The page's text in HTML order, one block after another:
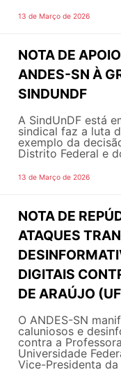
13 de Março de 2026
NOTA DE
ANDES-SN À
SINDUNDF
A SindUnDF está
sindical faz a luta
exemplo da
Distrito Federal e
13 de Março de 2026
NOTA DE
ATAQUES
DIGITAIS
DE ARAÚJO
O ANDES-SN
caluniosos e
contra a
Universidade
Vice-Presidenta da